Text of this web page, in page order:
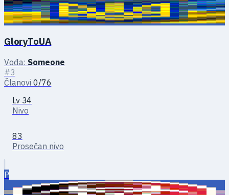
GloryToUA
Vođa: Someone
#3
Članovi 0/76
Lv 34
Nivo
83
Prosečan nivo
P